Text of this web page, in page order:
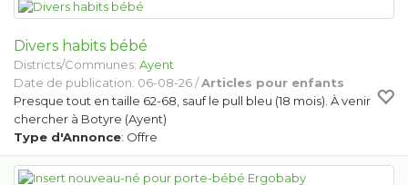
Divers habits bébé
Districts/Communes: Ayent
Date de publication: 06-08-26 /Articles pour enfants
Presque tout en taille 62-68, sauf le pull bleu (18 mois). À venir
chercher à Botyre (Ayent)
Type d'Annonce: Offre